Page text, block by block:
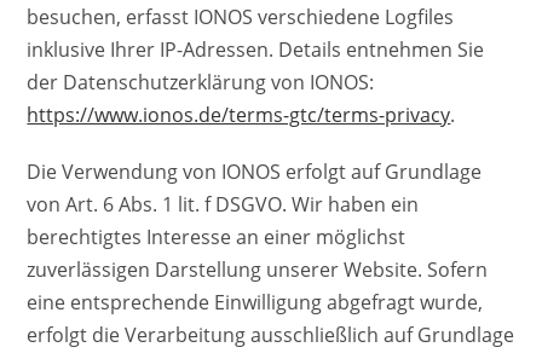
besuchen, erfasst IONOS verschiedene Logfiles
inklusive Ihrer IP-Adressen. Details entnehmen Sie
der Datenschutzerklärung von IONOS:
https://www.ionos.de/terms-gtc/terms-privacy.
Die Verwendung von IONOS erfolgt auf Grundlage
von Art. 6 Abs. 1 lit. f DSGVO. Wir haben ein
berechtigtes Interesse an einer möglichst
zuverlässigen Darstellung unserer Website. Sofern
eine entsprechende Einwilligung abgefragt wurde,
erfolgt die Verarbeitung ausschließlich auf Grundlage